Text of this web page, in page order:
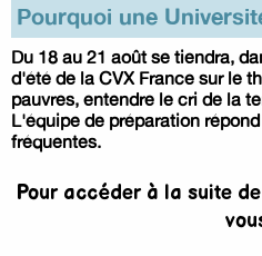
Pourquoi une
Du 18 au 21 août se tiendra,
d'été de la CVX France sur le
pauvres, entendre le cri de la
L'équipe de préparation
fréquentes.
Pour accéder à la suite